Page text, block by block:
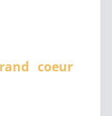
coeur